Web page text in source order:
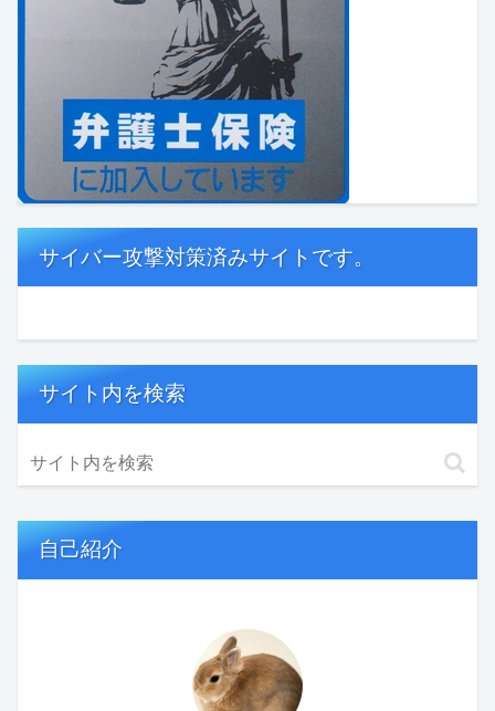
サイバー攻撃対策済みサイトです。
サイト内を検索
自己紹介